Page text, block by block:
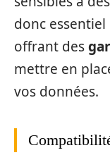
donc
offrant des
mettre en
vos données.